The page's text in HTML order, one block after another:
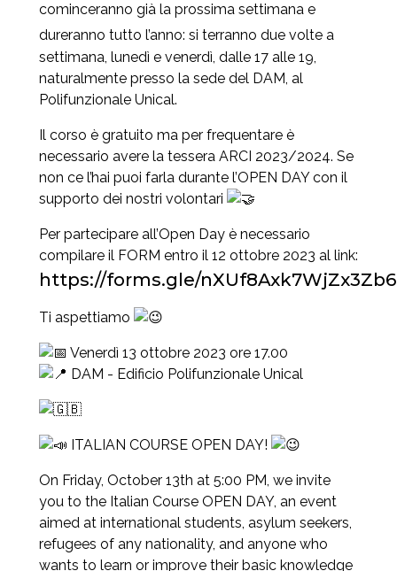
cominceranno già la prossima settimana e
dureranno tutto l’anno: si terranno due volte a
settimana, lunedì e venerdì, dalle 17 alle 19,
naturalmente presso la sede del DAM, al
Polifunzionale Unical.
Il corso è gratuito ma per frequentare è
necessario avere la tessera ARCI 2023/2024. Se
non ce l’hai puoi farla durante l’OPEN DAY con il
supporto dei nostri volontari
Per partecipare all’Open Day è necessario
compilare il FORM entro il 12 ottobre 2023 al link:
https://forms.gle/nXUf8Axk7WjZx3Zb6
Ti aspettiamo
Venerdì 13 ottobre 2023 ore 17.00
DAM - Edificio Polifunzionale Unical
ITALIAN COURSE OPEN DAY!
On Friday, October 13th at 5:00 PM, we invite
you to the Italian Course OPEN DAY, an event
aimed at international students, asylum seekers,
refugees of any nationality, and anyone who
wants to learn or improve their basic knowledge